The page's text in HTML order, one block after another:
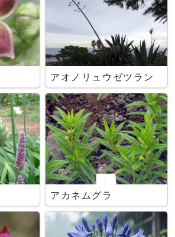
アオノリュウゼツラン
アカネムグラ